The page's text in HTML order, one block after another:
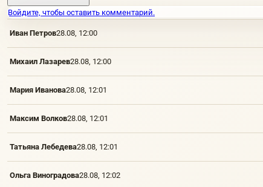
Войдите, чтобы оставить комментарий.
Иван Петров28.08, 12:00
Михаил Лазарев28.08, 12:00
Мария Иванова28.08, 12:01
Максим Волков28.08, 12:01
Татьяна Лебедева28.08, 12:01
Ольга Виноградова28.08, 12:02